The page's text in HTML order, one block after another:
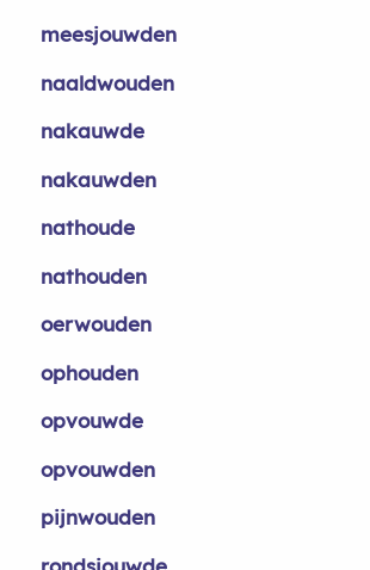
meesjouwden
naaldwouden
nakauwde
nakauwden
nathoude
nathouden
oerwouden
ophouden
opvouwde
opvouwden
pijnwouden